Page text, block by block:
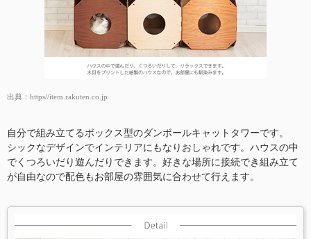
出典： https//item.rakuten.co.jp
自分で組み立てるボックス型のダンボールキャットタワーです。
シックなデザインでインテリアにもなりおしゃれです。ハウスの中
でくつろいだり遊んだりできます。好きな場所に接続でき組み立て
が自由なので配色もお部屋の雰囲気に合わせて行えます。